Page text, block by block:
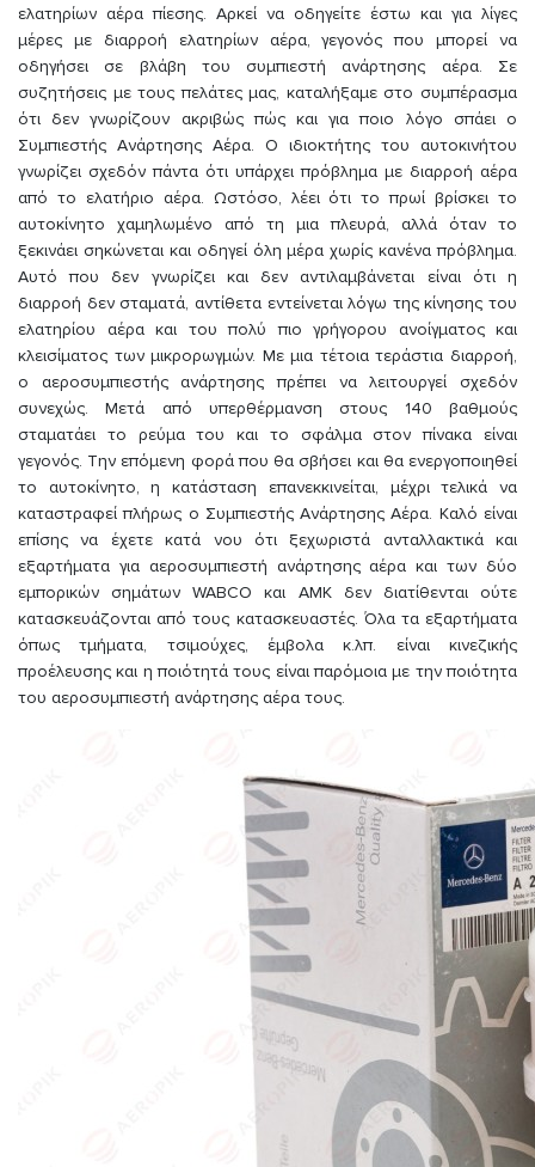
ελατηρίων αέρα πίεσης. Αρκεί να οδηγείτε έστω και για λίγες
μέρες με διαρροή ελατηρίων αέρα, γεγονός που μπορεί να
οδηγήσει σε βλάβη του συμπιεστή ανάρτησης αέρα. Σε
συζητήσεις με τους πελάτες μας, καταλήξαμε στο συμπέρασμα
ότι δεν γνωρίζουν ακριβώς πώς και για ποιο λόγο σπάει ο
Συμπιεστής Ανάρτησης Αέρα. Ο ιδιοκτήτης του αυτοκινήτου
γνωρίζει σχεδόν πάντα ότι υπάρχει πρόβλημα με διαρροή αέρα
από το ελατήριο αέρα. Ωστόσο, λέει ότι το πρωί βρίσκει το
αυτοκίνητο χαμηλωμένο από τη μια πλευρά, αλλά όταν το
ξεκινάει σηκώνεται και οδηγεί όλη μέρα χωρίς κανένα πρόβλημα.
Αυτό που δεν γνωρίζει και δεν αντιλαμβάνεται είναι ότι η
διαρροή δεν σταματά, αντίθετα εντείνεται λόγω της κίνησης του
ελατηρίου αέρα και του πολύ πιο γρήγορου ανοίγματος και
κλεισίματος των μικρορωγμών. Με μια τέτοια τεράστια διαρροή,
ο αεροσυμπιεστής ανάρτησης πρέπει να λειτουργεί σχεδόν
συνεχώς. Μετά από υπερθέρμανση στους 140 βαθμούς
σταματάει το ρεύμα του και το σφάλμα στον πίνακα είναι
γεγονός. Την επόμενη φορά που θα σβήσει και θα ενεργοποιηθεί
το αυτοκίνητο, η κατάσταση επανεκκινείται, μέχρι τελικά να
καταστραφεί πλήρως ο Συμπιεστής Ανάρτησης Αέρα. Καλό είναι
επίσης να έχετε κατά νου ότι ξεχωριστά ανταλλακτικά και
εξαρτήματα για αεροσυμπιεστή ανάρτησης αέρα και των δύο
εμπορικών σημάτων WABCO και AMK δεν διατίθενται ούτε
κατασκευάζονται από τους κατασκευαστές. Όλα τα εξαρτήματα
όπως τμήματα, τσιμούχες, έμβολα κ.λπ. είναι κινεζικής
προέλευσης και η ποιότητά τους είναι παρόμοια με την ποιότητα
του αεροσυμπιεστή ανάρτησης αέρα τους.